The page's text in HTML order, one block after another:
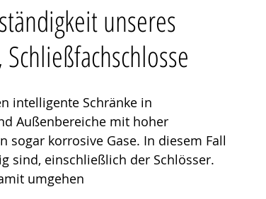
unseres
intelligente Schränke in
Außenbereiche mit hoher
sogar korrosive Gase. In diesem Fall
sind, einschließlich der Schlösser.
umgehen